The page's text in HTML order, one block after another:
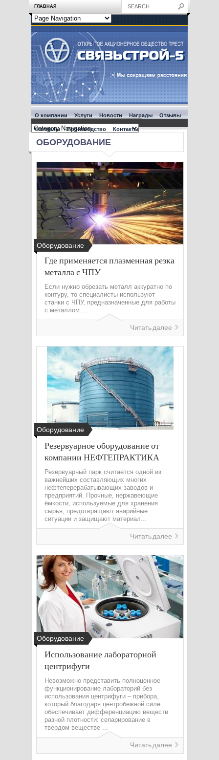
ГЛАВНАЯ
О компании Услуги Новости Награды Отзывы
Филиалы Производство Контакты
ОБОРУДОВАНИЕ
Оборудование
Где применяется плазменная резка
металла с ЧПУ
Если нужно обрезать металл аккуратно по
контуру, то специалисты используют
станки с ЧПУ, предназначенные для работы
с металлом....
Читать далее
Оборудование
Резервуарное оборудование от
компании НЕФТЕПРАКТИКА
Резервуарный парк считается одной из
важнейших составляющих многих
нефтеперерабатывающих заводов и
предприятий. Прочные, нержавеющие
ёмкости, используемые для хранения
сырья, предотвращают аварийные
ситуации и защищают материал...
Читать далее
Оборудование
Использование лабораторной
центрифуги
Невозможно представить полноценное
функционирование лабораторий без
использования центрифуги – прибора,
который благодаря центробежной силе
обеспечивает дифференциацию веществ
разной плотности: сепарирование в
твердом веществе ...
Читать далее